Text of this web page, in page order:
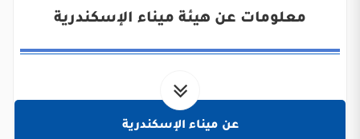
معلومات عن هيئة ميناء الإسكندرية
عن ميناء الإسكندرية